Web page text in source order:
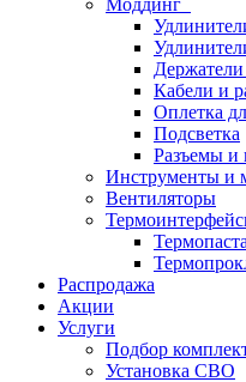
Моддинг
Держатели
Кабели и
Оплетка
Подсветка
Разъемы и
Инструменты и
Вентиляторы
Термопаста
Распродажа
Акции
Услуги
Подбор
Установка СВО